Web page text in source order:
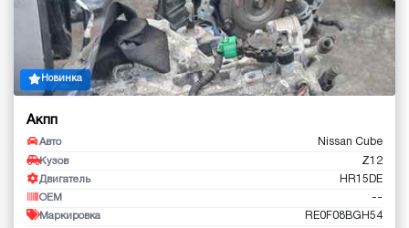
Новинка
Акпп
Авто Nissan Cube
Кузов Z12
Двигатель HR15DE
OEM --
Маркировка RE0F08BGH54